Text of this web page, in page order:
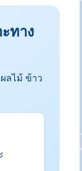
ทาง
ลไม้ ข้าว